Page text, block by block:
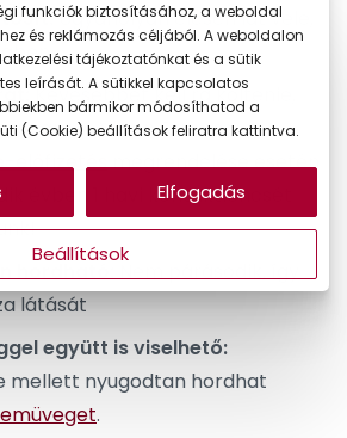
Ugyanolyan élesen lát vele,
Kevesebbet kell rá költenie,
A Vision Express
előfizetésmegrendelése esetén
évben 1 havi kontaktlencsét
hordható:Nem párásodik, így
látását
együtt is viselhető:
mellett nyugodtan hordhat
.
funkciók biztosításához, a weboldal
és reklámozás céljából. A weboldalon
tájékoztatónkat és a sütik
leírását. A sütikkel kapcsolatos
bármikor módosíthatod a
(Cookie) beállítások feliratra kattintva.
Beállítások
Elfogadás